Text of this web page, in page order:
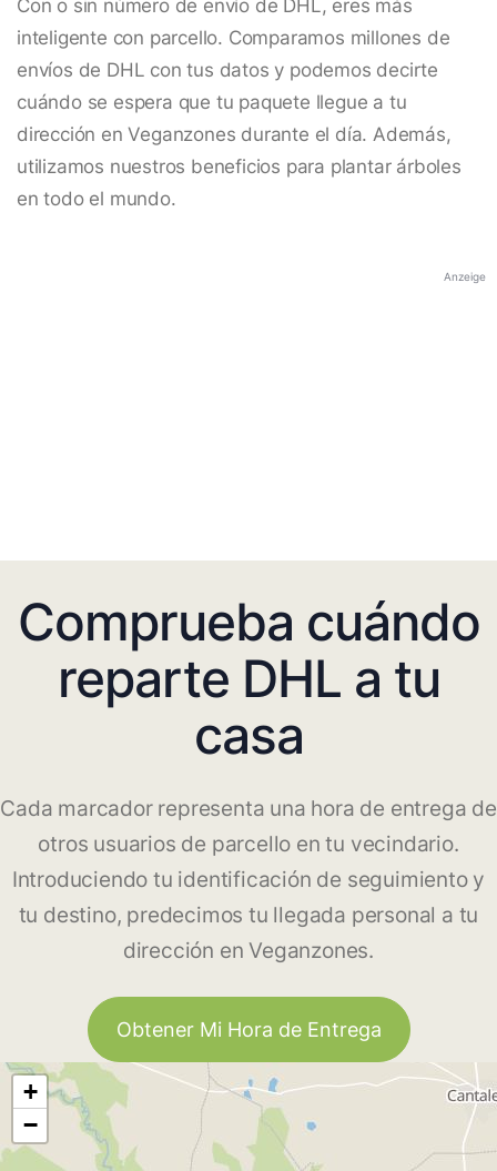
Con o sin número de envío de DHL, eres más
inteligente con parcello. Comparamos millones de
envíos de DHL con tus datos y podemos decirte
cuándo se espera que tu paquete llegue a tu
dirección en Veganzones durante el día. Además,
utilizamos nuestros beneficios para plantar árboles
en todo el mundo.
Anzeige
Comprueba cuándo
reparte DHL a tu
casa
Cada marcador representa una hora de entrega de
otros usuarios de parcello en tu vecindario.
Introduciendo tu identificación de seguimiento y
tu destino, predecimos tu llegada personal a tu
dirección en Veganzones.
Obtener Mi Hora de Entrega
+
−